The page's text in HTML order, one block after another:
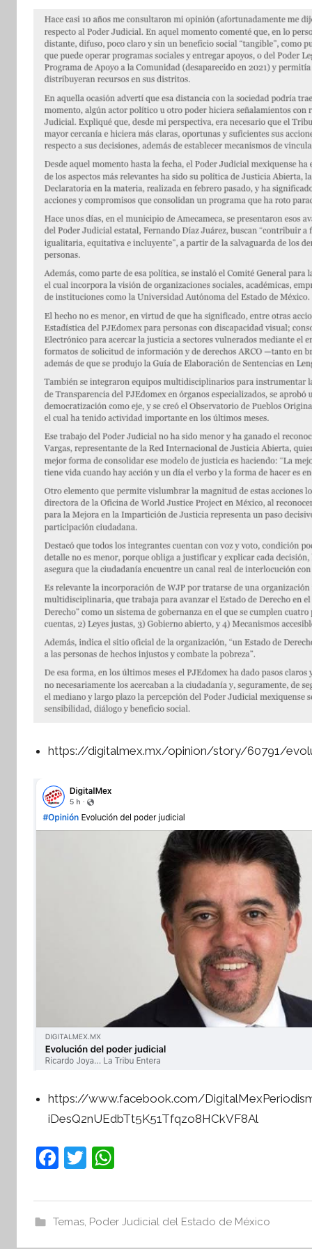
https://digitalmex.mx/opinion/story/60791/
https://www.facebook.com/
iDesQ2nUEdbTt5K51Tfqzo8HCkVF8Al
F
e
T
er s
Temas, Poder Judicial del Estado de México